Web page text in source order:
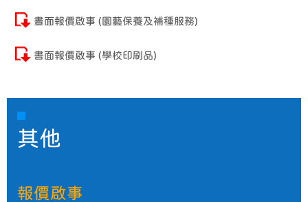
晝面報價啟事 (園藝保養及補種服務)
書面報價啟事 (學校印刷品)
其他
報價啟事